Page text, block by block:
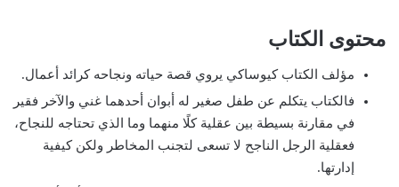
محتوى الكتاب
مؤلف الكتاب كيوساكي يروي قصة حياته ونجاحه كرائد أعمال.
فالكتاب يتكلم عن طفل صغير له أبوان أحدهما غني والآخر فقير
في مقارنة بسيطة بين عقلية كلًا منهما وما الذي تحتاجه للنجاح،
فعقلية الرجل الناجح لا تسعى لتجنب المخاطر ولكن كيفية
إدارتها.